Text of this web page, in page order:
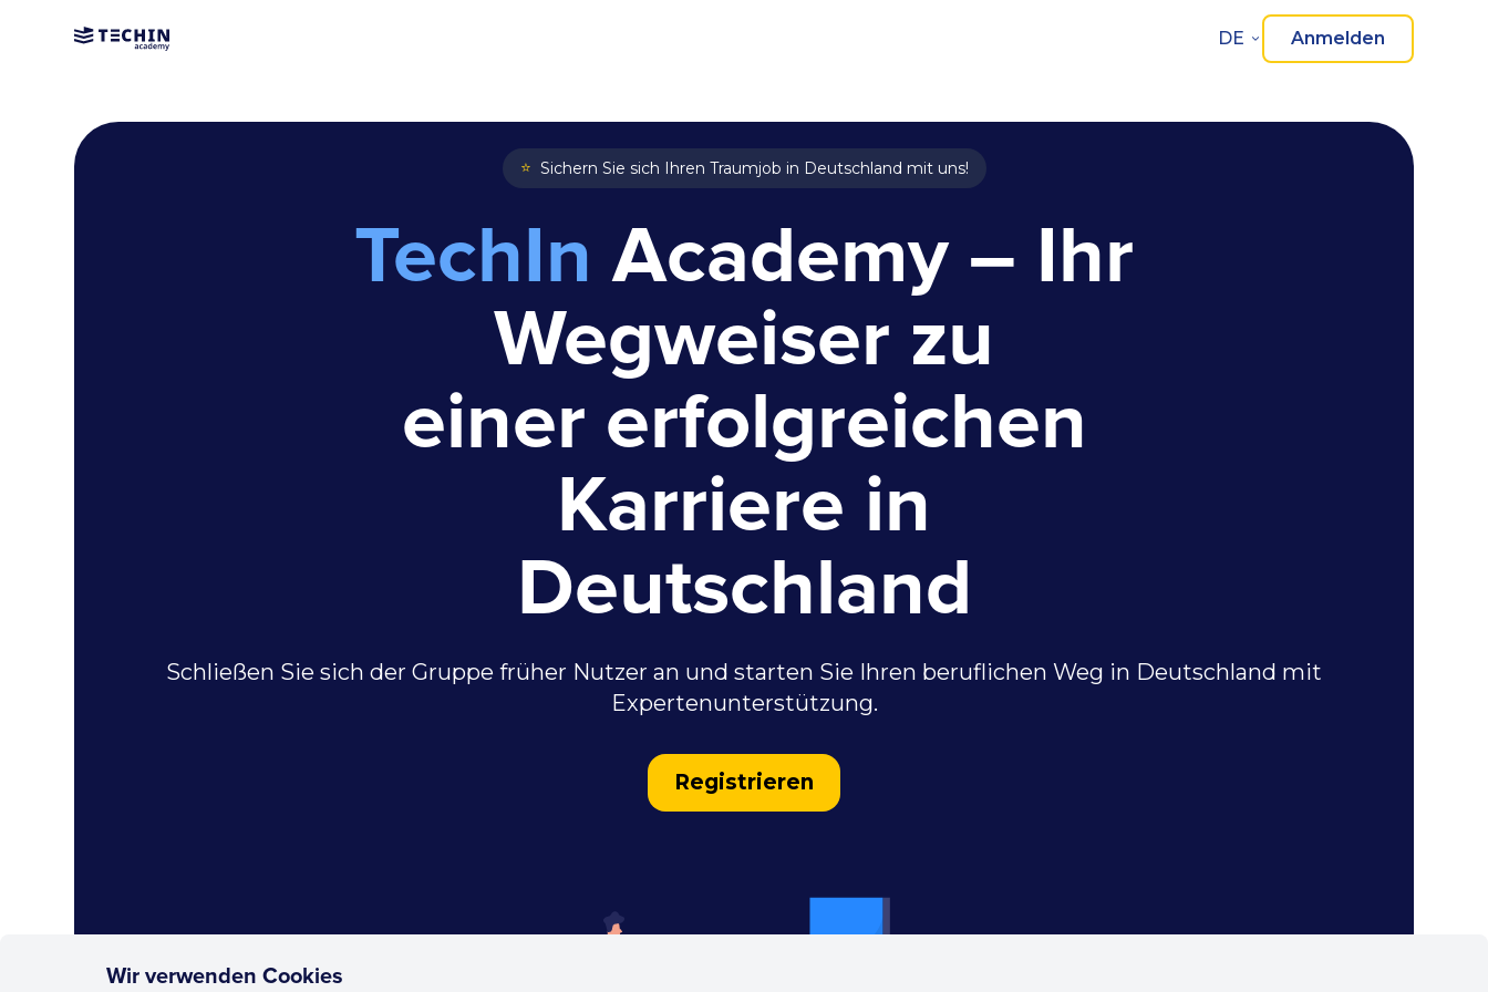
DE
Anmelden
⭐ Sichern Sie sich Ihren Traumjob in Deutschland mit uns!
TechIn Academy – Ihr
Wegweiser zu
einer erfolgreichen
Karriere in
Deutschland
Schließen Sie sich der Gruppe früher Nutzer an und starten Sie Ihren beruflichen Weg in Deutschland mit
Expertenunterstützung.
Registrieren
Wir verwenden Cookies